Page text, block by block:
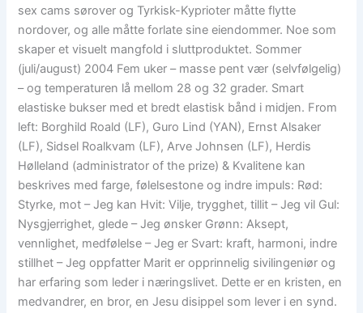
sex cams sørover og Tyrkisk-Kyprioter måtte flytte
nordover, og alle måtte forlate sine eiendommer. Noe som
skaper et visuelt mangfold i sluttproduktet. Sommer
(juli/august) 2004 Fem uker – masse pent vær (selvfølgelig)
– og temperaturen lå mellom 28 og 32 grader. Smart
elastiske bukser med et bredt elastisk bånd i midjen. From
left: Borghild Roald (LF), Guro Lind (YAN), Ernst Alsaker
(LF), Sidsel Roalkvam (LF), Arve Johnsen (LF), Herdis
Hølleland (administrator of the prize) & Kvalitene kan
beskrives med farge, følelsestone og indre impuls: Rød:
Styrke, mot – Jeg kan Hvit: Vilje, trygghet, tillit – Jeg vil Gul:
Nysgjerrighet, glede – Jeg ønsker Grønn: Aksept,
vennlighet, medfølelse – Jeg er Svart: kraft, harmoni, indre
stillhet – Jeg oppfatter Marit er opprinnelig sivilingeniør og
har erfaring som leder i næringslivet. Dette er en kristen, en
medvandrer, en bror, en Jesu disippel som lever i en synd.